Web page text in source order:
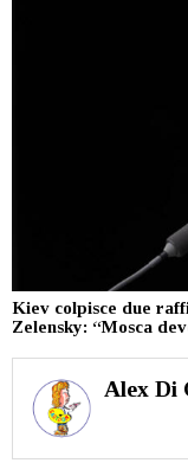
Kiev colpisce due
Zelensky: “Mosca
Alex Di